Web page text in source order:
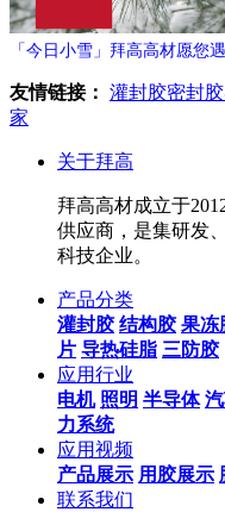
「今日小雪」拜高高材愿您遇
日的温暖与期待！
友情链接： 灌封胶密封胶
家
关于拜高
拜高高材成立于
供应商，是集研发
科技企业。
产品分类
灌封胶 结构胶 果冻
片 导热硅脂 三防胶
应用行业
电机 照明 半导体
力系统
应用视频
产品展示 用胶展示
联系我们